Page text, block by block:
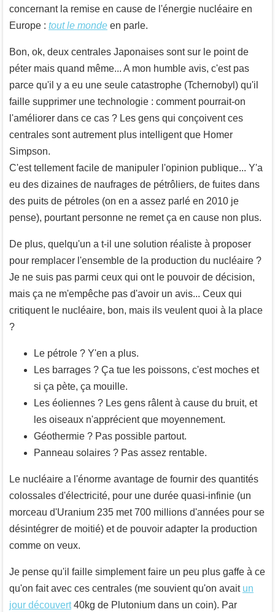
concernant la remise en cause de l'énergie nucléaire en
Europe : tout le monde en parle.
Bon, ok, deux centrales Japonaises sont sur le point de
péter mais quand même... A mon humble avis, c'est pas
parce qu'il y a eu une seule catastrophe (Tchernobyl) qu'il
faille supprimer une technologie : comment pourrait-on
l'améliorer dans ce cas ? Les gens qui conçoivent ces
centrales sont autrement plus intelligent que Homer
Simpson.
C'est tellement facile de manipuler l'opinion publique... Y'a
eu des dizaines de naufrages de pétrôliers, de fuites dans
des puits de pétroles (on en a assez parlé en 2010 je
pense), pourtant personne ne remet ça en cause non plus.
De plus, quelqu'un a t-il une solution réaliste à proposer
pour remplacer l'ensemble de la production du nucléaire ?
Je ne suis pas parmi ceux qui ont le pouvoir de décision,
mais ça ne m'empêche pas d'avoir un avis... Ceux qui
critiquent le nucléaire, bon, mais ils veulent quoi à la place
?
Le pétrole ? Y'en a plus.
Les barrages ? Ça tue les poissons, c'est moches et
si ça pète, ça mouille.
Les éoliennes ? Les gens râlent à cause du bruit, et
les oiseaux n'apprécient que moyennement.
Géothermie ? Pas possible partout.
Panneau solaires ? Pas assez rentable.
Le nucléaire a l'énorme avantage de fournir des quantités
colossales d'électricité, pour une durée quasi-infinie (un
morceau d'Uranium 235 met 700 millions d'années pour se
désintégrer de moitié) et de pouvoir adapter la production
comme on veux.
Je pense qu'il faille simplement faire un peu plus gaffe à ce
qu'on fait avec ces centrales (me souvient qu'on avait un
jour découvert40kg de Plutonium dans un coin). Par